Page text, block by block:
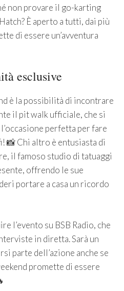
non provare il go-karting
È aperto a tutti, dai più
di essere un’avventura
esclusive
è la possibilità di incontrare
il pit walk ufficiale, che si
perfetta per fare
📸 Chi altro è entusiasta di
il famoso studio di tatuaggi
offrendo le sue
portare a casa un ricordo
l’evento su BSB Radio, che
in diretta. Sarà un
parte dell’azione anche se
promette di essere